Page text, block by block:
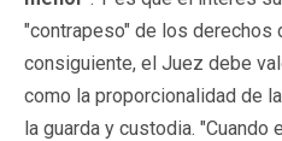
"contrapeso" de los derechos
consiguiente, el Juez debe
como la proporcionalidad de
la guarda y custodia.